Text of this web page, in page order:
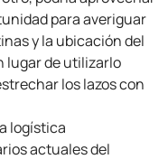
para averiguar
y la ubicación del
lugar de utilizarlo
los lazos con
logística
actuales del